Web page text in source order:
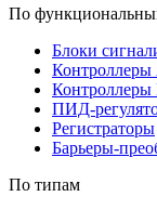
По
Блоки
ПИД-
Регистраторы
Барьеры-
По типам